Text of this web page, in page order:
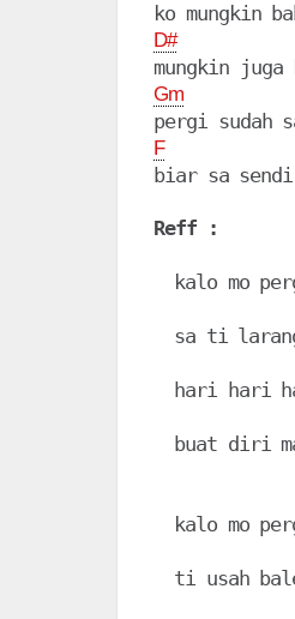
D#
Gm
F
biar sa
Reff :
kalo mo
sa ti
hari hari
buat diri
kalo mo
ti usah